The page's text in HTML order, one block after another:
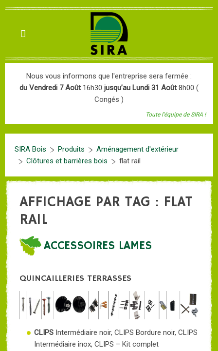
Nous vous informons que l'entreprise sera fermée :
du Vendredi 7 Août 16h30 jusqu’au Lundi 31 Août8h00 (
Congés )
Toute l'équipe de SIRA !
SIRA Bois Produits
Aménagement d'extérieur
Clôtures et barrières bois
flat rail
AFFICHAGE PAR TAG : FLAT
RAIL
ACCESSOIRES LAMES
QUINCAILLERIES TERRASSES
CLIPS Intermédiaire noir, CLIPS Bordure noir, CLIPS
Intermédiaire inox, CLIPS – Kit complet